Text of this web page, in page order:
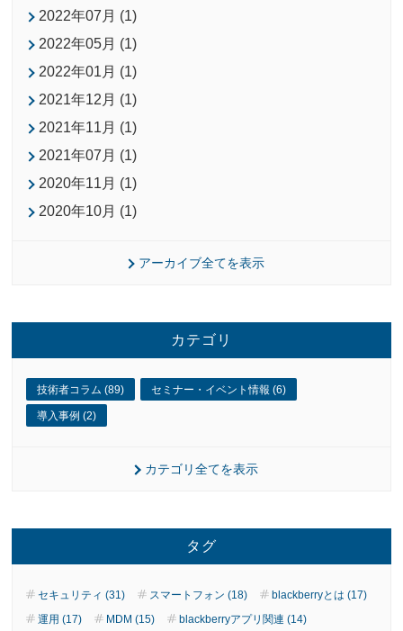
2022年07月 (1)
2022年05月 (1)
2022年01月 (1)
2021年12月 (1)
2021年11月 (1)
2021年07月 (1)
2020年11月 (1)
2020年10月 (1)
アーカイブ全てを表示
カテゴリ
技術者コラム (89) セミナー・イベント情報 (6)
導入事例 (2)
カテゴリ全てを表示
タグ
セキュリティ (31) スマートフォン (18)
blackberryとは (17)
運用 (17)
MDM (15)
blackberryアプリ関連 (14)